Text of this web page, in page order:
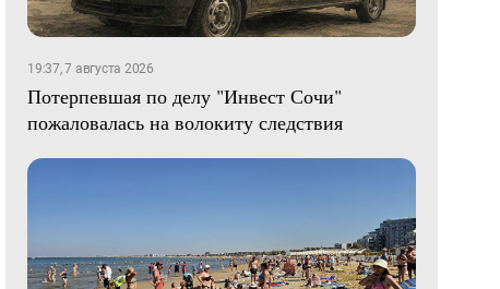
19:37, 7 августа 2026
Потерпевшая по делу "Инвест Сочи"
пожаловалась на волокиту следствия